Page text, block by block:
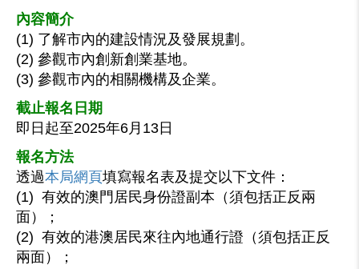
內容簡介
(1) 了解市內的建設情況及發展規劃。
(2) 參觀市內創新創業基地。
(3) 參觀市內的相關機構及企業。
截止報名日期
即日起至2025年6月13日
報名方法
透過本局網頁填寫報名表及提交以下文件：
(1) 有效的澳門居民身份證副本（須包括正反兩
面）；
(2) 有效的港澳居民來往內地通行證（須包括正反
兩面）；